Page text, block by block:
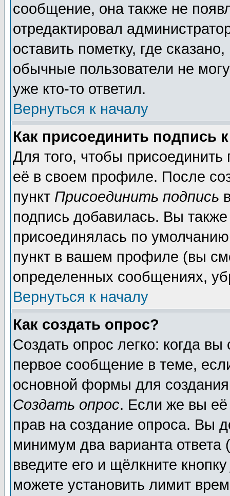
сообщение, она также не
отредактировал
оставить пометку, где
обычные пользователи не
уже кто-то ответил.
Вернуться к началу
Как присоединить подпись
Для того, чтобы
её в своем профиле. После
пункт Присоединить подпись
подпись добавилась. Вы
присоединялась по
пункт в вашем профиле (вы
определенных сообщениях,
Вернуться к началу
Как создать опрос?
Создать опрос легко: когда
первое сообщение в теме,
основной формы для
Создать опрос. Если же вы её
прав на создание опроса. Вы
минимум два варианта ответа
введите его и щёлкните
можете установить лимит